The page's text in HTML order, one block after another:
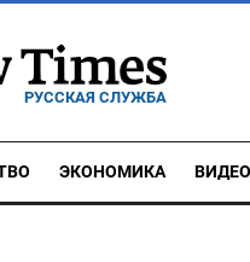
РУССКАЯ СЛУЖБА
ЭКОНОМИКА ВИДЕО